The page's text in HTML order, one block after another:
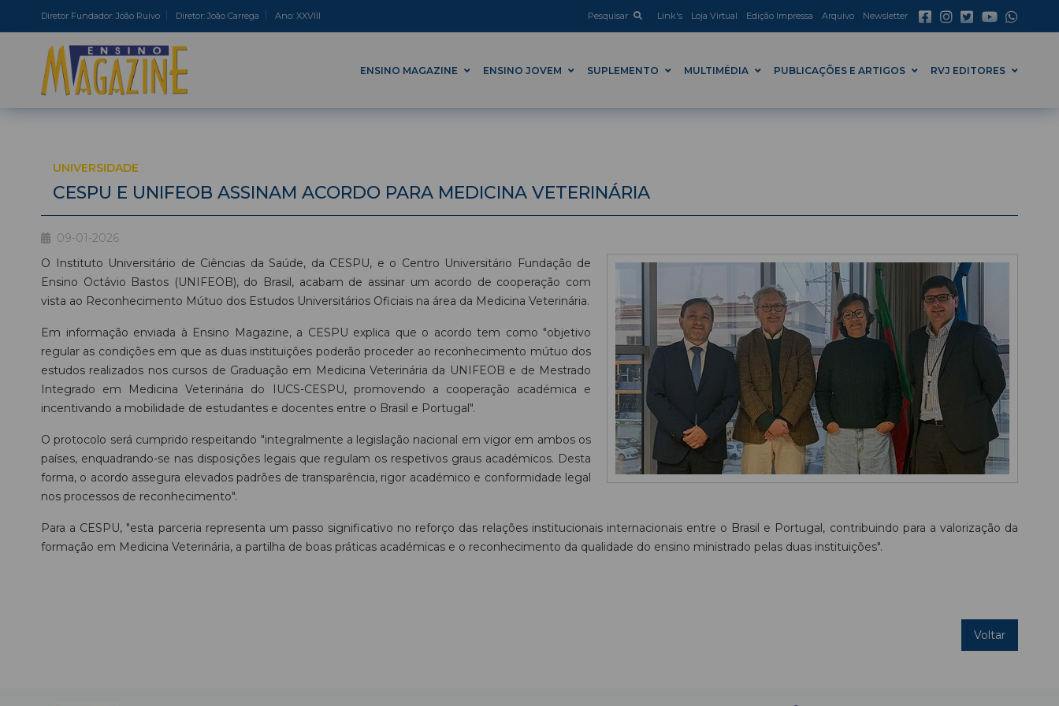
Diretor Fundador: João Ruivo Diretor: João Carrega Ano: XXVIII Pesquisar Link's Loja Virtual Edição Impressa Arquivo Newsletter
ENSINO MAGAZINE ENSINO JOVEM SUPLEMENTO MULTIMÉDIA PUBLICAÇÕES E ARTIGOS RVJ EDITORES
UNIVERSIDADE
CESPU E UNIFEOB ASSINAM ACORDO PARA MEDICINA VETERINÁRIA
09-01-2026
O Instituto Universitário de Ciências da Saúde, da CESPU, e o Centro Universitário Fundação de
Ensino Octávio Bastos (UNIFEOB), do Brasil, acabam de assinar um acordo de cooperação com
vista ao Reconhecimento Mútuo dos Estudos Universitários Oficiais na área da Medicina Veterinária.
Em informação enviada à Ensino Magazine, a CESPU explica que o acordo tem como "objetivo
regular as condições em que as duas instituições poderão proceder ao reconhecimento mútuo dos
estudos realizados nos cursos de Graduação em Medicina Veterinária da UNIFEOB e de Mestrado
Integrado em Medicina Veterinária do IUCS-CESPU, promovendo a cooperação académica e
incentivando a mobilidade de estudantes e docentes entre o Brasil e Portugal".
O protocolo será cumprido respeitando "integralmente a legislação nacional em vigor em ambos os
países, enquadrando-se nas disposições legais que regulam os respetivos graus académicos. Desta
forma, o acordo assegura elevados padrões de transparência, rigor académico e conformidade legal
nos processos de reconhecimento".
Para a CESPU, "esta parceria representa um passo significativo no reforço das relações institucionais internacionais entre o Brasil e Portugal, contribuindo para a valorização da
formação em Medicina Veterinária, a partilha de boas práticas académicas e o reconhecimento da qualidade do ensino ministrado pelas duas instituições".
Voltar